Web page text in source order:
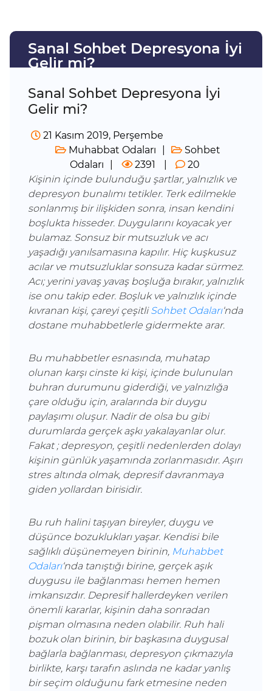
Sanal Sohbet Depresyona İyi
Gelir mi?
Sanal Sohbet Depresyona İyi
Gelir mi?
21 Kasım 2019, Perşembe
Muhabbat Odaları
Sohbet
Odaları
2391
20
Kişinin içinde bulunduğu şartlar, yalnızlık ve
depresyon bunalımı tetikler. Terk edilmekle
sonlanmış bir ilişkiden sonra, insan kendini
boşlukta hisseder. Duygularını koyacak yer
bulamaz. Sonsuz bir mutsuzluk ve acı
yaşadığı yanılsamasına kapılır. Hiç kuşkusuz
acılar ve mutsuzluklar sonsuza kadar sürmez.
Acı; yerini yavaş yavaş boşluğa bırakır, yalnızlık
ise onu takip eder. Boşluk ve yalnızlık içinde
kıvranan kişi, çareyi çeşitliSohbet Odaları‘nda
dostane muhabbetlerle gidermekte arar.
Bu muhabbetler esnasında, muhatap
olunan karşı cinste ki kişi, içinde bulunulan
buhran durumunu giderdiği, ve yalnızlığa
çare olduğu için, aralarında bir duygu
paylaşımı oluşur. Nadir de olsa bu gibi
durumlarda gerçek aşkı yakalayanlar olur.
Fakat ; depresyon, çeşitli nedenlerden dolayı
kişinin günlük yaşamında zorlanmasıdır. Aşırı
stres altında olmak, depresif davranmaya
giden yollardan birisidir.
Bu ruh halini taşıyan bireyler, duygu ve
düşünce bozuklukları yaşar. Kendisi bile
sağlıklı düşünemeyen birinin, Muhabbet
Odaları‘nda tanıştığı birine, gerçek aşık
duygusu ile bağlanması hemen hemen
imkansızdır. Depresif hallerdeyken verilen
önemli kararlar, kişinin daha sonradan
pişman olmasına neden olabilir. Ruh hali
bozuk olan birinin, bir başkasına duygusal
bağlarla bağlanması, depresyon çıkmazıyla
birlikte, karşı tarafın aslında ne kadar yanlış
bir seçim olduğunu fark etmesine neden